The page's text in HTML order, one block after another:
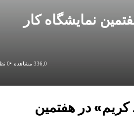
نمایشگاه کار
336,0 مشاهده 0 نظر
در هفتمین